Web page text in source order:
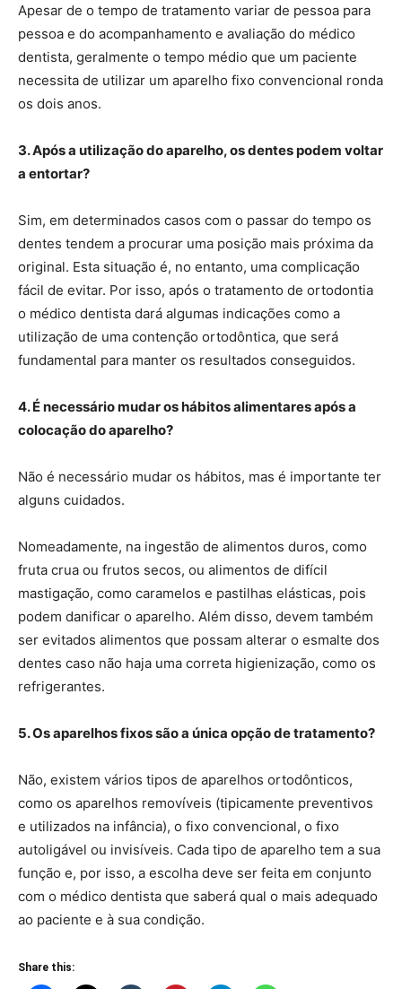
Apesar de o tempo de tratamento variar de pessoa para
pessoa e do acompanhamento e avaliação do médico
dentista, geralmente o tempo médio que um paciente
necessita de utilizar um aparelho fixo convencional ronda
os dois anos.
3. Após a utilização do aparelho, os dentes podem voltar
a entortar?
Sim, em determinados casos com o passar do tempo os
dentes tendem a procurar uma posição mais próxima da
original. Esta situação é, no entanto, uma complicação
fácil de evitar. Por isso, após o tratamento de ortodontia
o médico dentista dará algumas indicações como a
utilização de uma contenção ortodôntica, que será
fundamental para manter os resultados conseguidos.
4. É necessário mudar os hábitos alimentares após a
colocação do aparelho?
Não é necessário mudar os hábitos, mas é importante ter
alguns cuidados.
Nomeadamente, na ingestão de alimentos duros, como
fruta crua ou frutos secos, ou alimentos de difícil
mastigação, como caramelos e pastilhas elásticas, pois
podem danificar o aparelho. Além disso, devem também
ser evitados alimentos que possam alterar o esmalte dos
dentes caso não haja uma correta higienização, como os
refrigerantes.
5. Os aparelhos fixos são a única opção de tratamento?
Não, existem vários tipos de aparelhos ortodônticos,
como os aparelhos removíveis (tipicamente preventivos
e utilizados na infância), o fixo convencional, o fixo
autoligável ou invisíveis. Cada tipo de aparelho tem a sua
função e, por isso, a escolha deve ser feita em conjunto
com o médico dentista que saberá qual o mais adequado
ao paciente e à sua condição.
Share this: